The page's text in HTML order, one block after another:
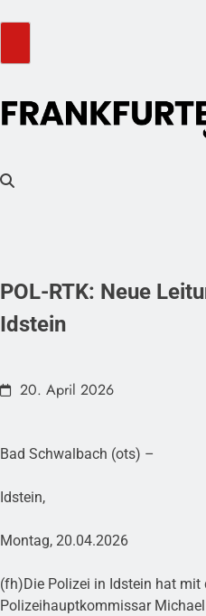
POL-RTK: Neue
Idstein
20. April 2026
Bad Schwalbach (ots) –
Idstein,
Montag, 20.04.2026
(fh)Die Polizei in Idstein hat mit
Polizeihauptkommissar